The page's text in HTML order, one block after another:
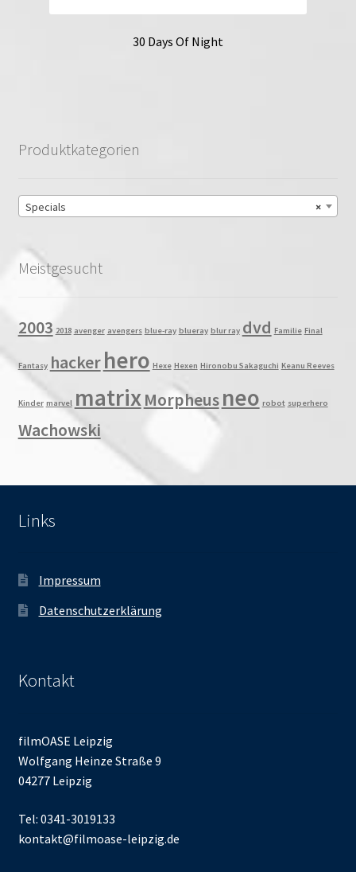
30 Days Of Night
Produktkategorien
×
Specials
Meistgesucht
2003 2018 avenger avengers blue-ray blueray blur ray dvd Familie Final
Fantasy hackerhero Hexe Hexen Hironobu Sakaguchi Keanu Reeves
Kinder marvel matrixMorpheusneo robot superhero
Wachowski
Links
Impressum
Datenschutzerklärung
Kontakt
filmOASE Leipzig
Wolfgang Heinze Straße 9
04277 Leipzig
Tel: 0341-3019133
kontakt@filmoase-leipzig.de